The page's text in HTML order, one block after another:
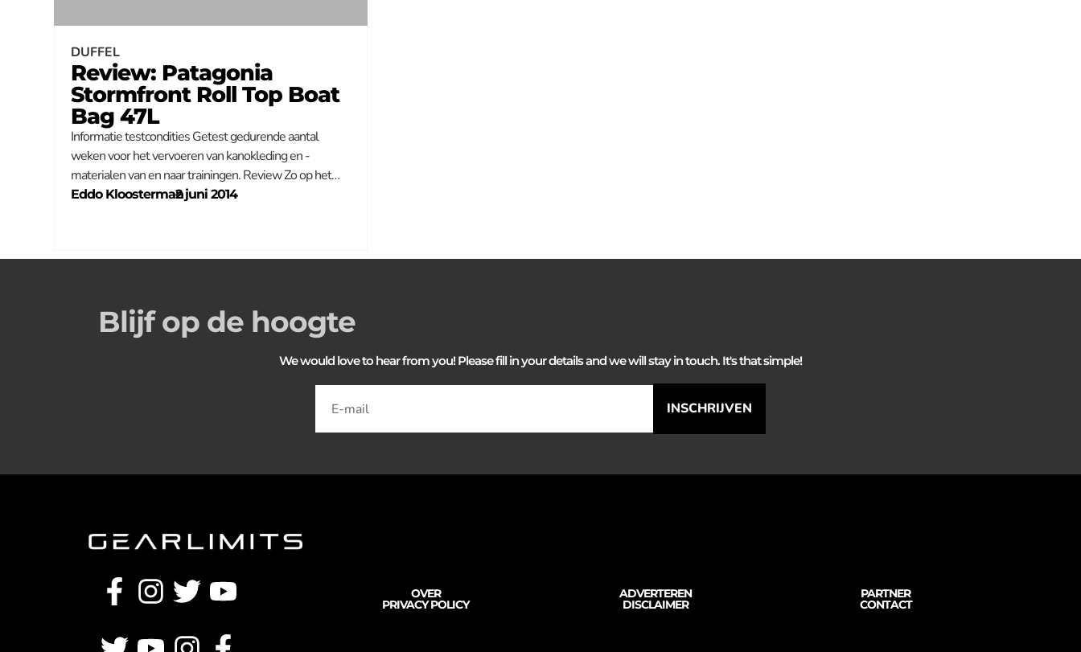
DUFFEL
Review: Patagonia
Stormfront Roll Top Boat
Bag 47L
Informatie testcondities Getest gedurende aantal
weken voor het vervoeren van kanokleding en -
materialen van en naar trainingen. Review Zo op het…
Eddo Kloosterman
–
2 juni 2014
Blijf op de hoogte
We would love to hear from you! Please fill in your details and we will stay in touch. It's that simple!
INSCHRIJVEN
OVER
PRIVACY POLICY
ADVERTEREN
DISCLAIMER
PARTNER
CONTACT